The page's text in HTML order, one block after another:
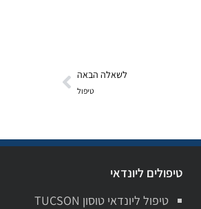
לשאלה הבאה
טיפול
טיפולים ליונדאי
טיפול ליונדאי טוסון TUCSON